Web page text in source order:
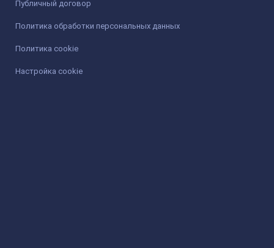
Публичный договор
Политика обработки персональных данных
Политика cookie
Настройка cookie